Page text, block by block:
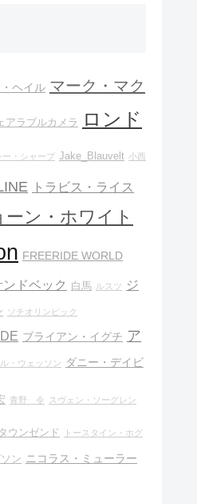
ヘイル マーク・マク
アラブルカメラ
ロンド
ー・シャープ Jake_Blauvelt 小西
トラビス・ライス
ーン・ホワイト
FREERIDE WORLD
ドベック 白馬 ルスツ
ジ
ソチオリンピック
ブライアン・イグチ ア
・ウェッソン ダニー・デイビ
青野 令 スヴェン・ソーグレン
ウンゼンド トースタイン・ホグ
ン ニコラス・ミューラー